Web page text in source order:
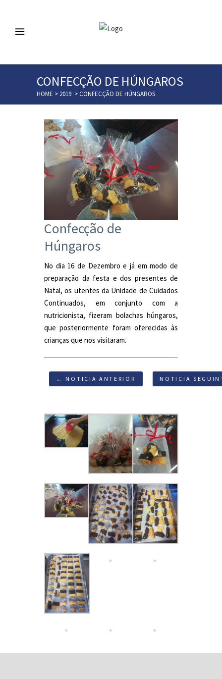
CONFECÇÃO DE HÚNGAROS
HOME > 2019 >CONFECÇÃO DE HÚNGAROS
Confecção de
Húngaros
No dia 16 de Dezembro e já em modo de
preparação da festa e dos presentes de
Natal, os utentes da Unidade de Cuidados
Continuados, em conjunto com a
nutricionista, fizeram bolachas húngaros,
que posteriormente foram oferecidas às
crianças que nos visitaram.
← NOTICIA ANTERIOR NOTICIA